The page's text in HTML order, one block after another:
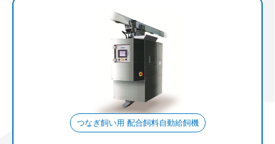
つなぎ飼い用 配合飼料自動給飼機